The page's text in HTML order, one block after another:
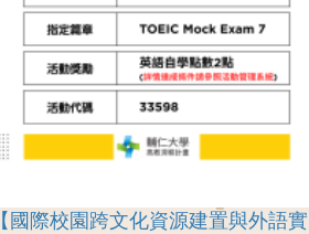
【國際校園跨文化資源建置與外語實